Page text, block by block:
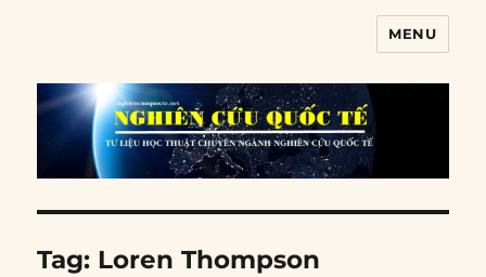
MENU
Tag: Loren Thompson